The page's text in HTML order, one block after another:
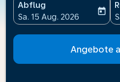
Abflug
fc-booking-departure-
Sa. 15 Aug. 2026
today
Angebote